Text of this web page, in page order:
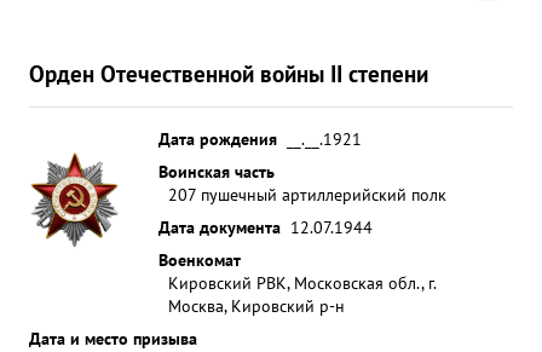
Орден Отечественной войны II степени
Дата рождения
__.__.1921
Воинская часть
207 пушечный артиллерийский полк
Дата документа 12.07.1944
Военкомат
Кировский РВК, Московская обл., г.
Москва, Кировский р-н
Дата и место призыва